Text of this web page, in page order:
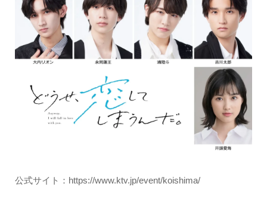
公式サイト：https://www.ktv.jp/event/koishima/